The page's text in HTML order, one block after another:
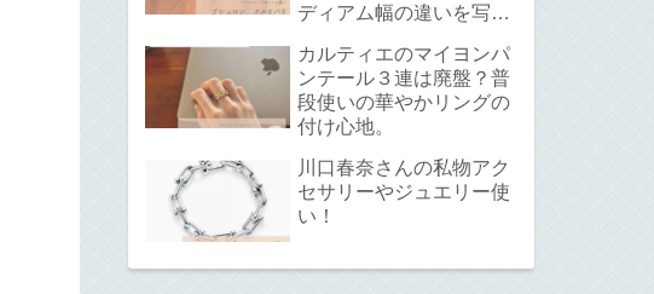
ディアム幅の違いを写真
カルティエのマイヨンパ
ンテール３連は廃盤？普
段使いの華やかリングの
付け心地。
川口春奈さんの私物アク
セサリーやジュエリー使
い！